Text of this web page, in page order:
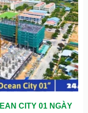
CITY 01 NGÀY